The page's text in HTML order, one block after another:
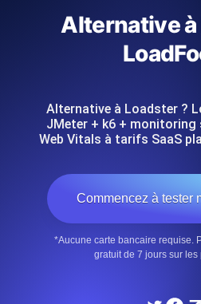
Alternative à
Alternative à Loadster ?
JMeter + k6 + monitoring
Web Vitals à tarifs SaaS
Commencez à tester
*Aucune carte bancaire requise.
gratuit de 7 jours sur les